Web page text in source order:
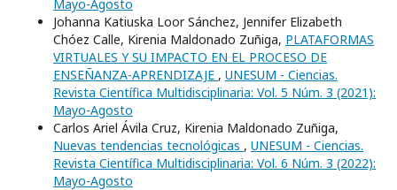
Mayo-Agosto
Johanna Katiuska Loor Sánchez, Jennifer Elizabeth
Chóez Calle, Kirenia Maldonado Zuñiga, PLATAFORMAS
VIRTUALES Y SU IMPACTO EN EL PROCESO DE
ENSEÑANZA-APRENDIZAJE , UNESUM - Ciencias.
Revista Científica Multidisciplinaria: Vol. 5 Núm. 3 (2021):
Mayo-Agosto
Carlos Ariel Ávila Cruz, Kirenia Maldonado Zuñiga,
Nuevas tendencias tecnológicas , UNESUM - Ciencias.
Revista Científica Multidisciplinaria: Vol. 6 Núm. 3 (2022):
Mayo-Agosto